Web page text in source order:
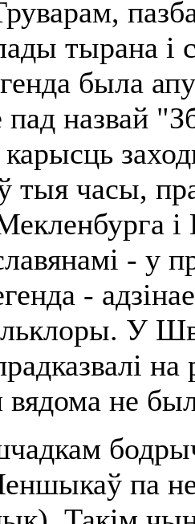
тырана і
была
пад назвай
тыя часы,
і
- у
-
У
вядома не
па